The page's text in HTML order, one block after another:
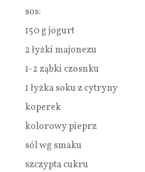
sos:
150 g jogurt
2 łyżki majonezu
1-2 ząbki czosnku
1 łyżka soku z cytryny
koperek
kolorowy pieprz
sól wg smaku
szczypta cukru